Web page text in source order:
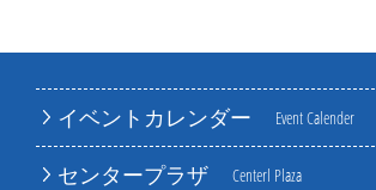
イベントカレンダー Event Calender
センタープラザ Centerl Plaza